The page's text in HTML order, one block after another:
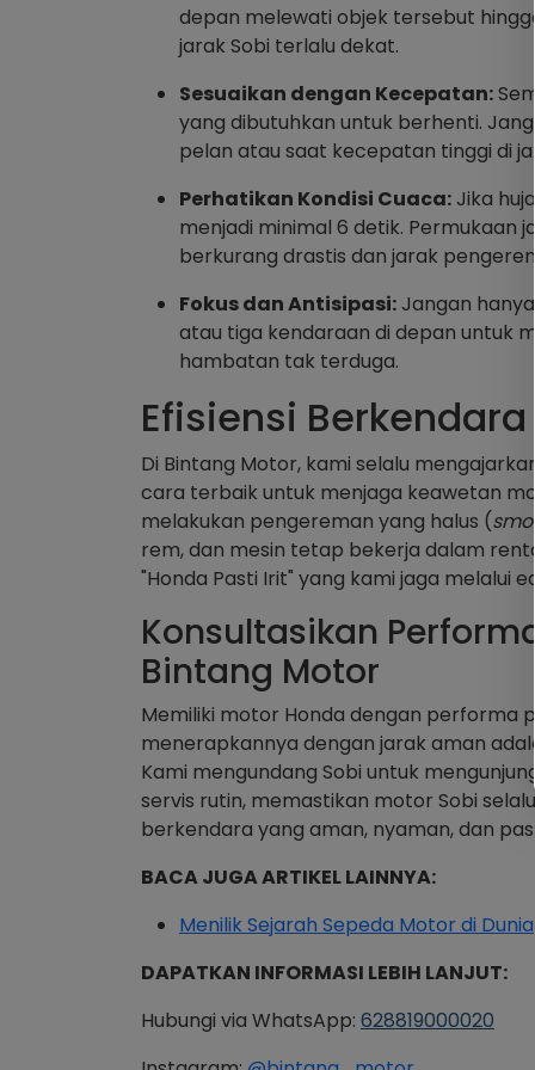
depan melewati objek tersebut
jarak Sobi terlalu dekat.
Sesuaikan dengan Kecepatan:
yang dibutuhkan untuk berhenti.
pelan atau saat kecepatan tinggi di
Perhatikan Kondisi Cuaca:Jika
menjadi minimal 6 detik. Permukaan
berkurang drastis dan jarak
Fokus dan Antisipasi:Jangan
atau tiga kendaraan di depan untuk
hambatan tak terduga.
Efisiensi
Di Bintang Motor, kami selalu
cara terbaik untuk menjaga keawetan
melakukan pengereman yang halus (
rem, dan mesin tetap bekerja dalam
"Honda Pasti Irit" yang kami jaga melalui
Konsultasikan
Bintang Motor
Memiliki motor Honda dengan performa
menerapkannya dengan jarak aman
Kami mengundang Sobi untuk
servis rutin, memastikan motor Sobi
berkendara yang aman, nyaman, dan
BACA JUGA ARTIKEL LAINNYA:
Menilik Sejarah Sepeda Motor di Dunia
DAPATKAN INFORMASI LEBIH LANJUT:
Hubungi via WhatsApp: 628819000020